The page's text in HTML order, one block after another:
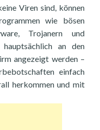
Viren sind, können
wie bösen
Trojanern und
an den
angezeigt werden –
einfach
herkommen und mit